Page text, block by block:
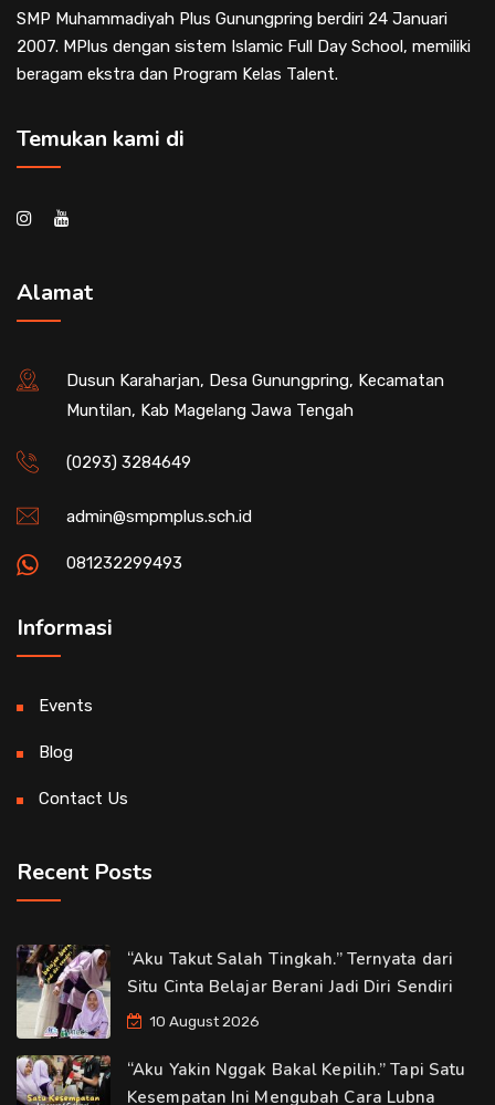
SMP Muhammadiyah Plus Gunungpring berdiri 24 Januari
2007. MPlus dengan sistem Islamic Full Day School, memiliki
beragam ekstra dan Program Kelas Talent.
Temukan kami di
Alamat
Dusun Karaharjan, Desa Gunungpring, Kecamatan
Muntilan, Kab Magelang Jawa Tengah
(0293) 3284649
admin@smpmplus.sch.id
081232299493
Informasi
Events
Blog
Contact Us
Recent Posts
“Aku Takut Salah Tingkah.” Ternyata dari
Situ Cinta Belajar Berani Jadi Diri Sendiri
10 August 2026
“Aku Yakin Nggak Bakal Kepilih.” Tapi Satu
Kesempatan Ini Mengubah Cara Lubna